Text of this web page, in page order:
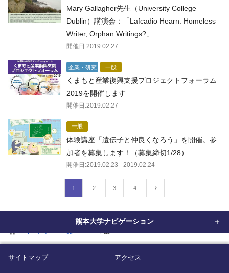
home
Mary Gallagher先生（University College
Dublin）講演会：「Lafcadio Hearn: Homeless
Writer, Orphan Writings?」
開催日:2019.02.27
企業・研究 一般
くまもと産業復興支援プロジェクトフォーラム
2019を開催します
開催日:2019.02.27
一般
体験講座「遺伝子と仲良くなろう」を開催。参
加者を募集します！（募集締切1/28）
開催日:2019.02.23 - 2019.02.24
1 2 3 4
熊本大学ナビゲーション
サイトマップ アクセス